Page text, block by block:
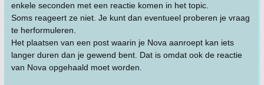
enkele seconden met een reactie komen in het topic.
Soms reageert ze niet. Je kunt dan eventueel proberen je vraag
te herformuleren.
Het plaatsen van een post waarin je Nova aanroept kan iets
langer duren dan je gewend bent. Dat is omdat ook de reactie
van Nova opgehaald moet worden.